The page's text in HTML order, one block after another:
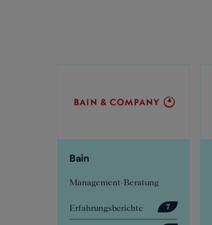
Bain
Management-Beratung
Erfahrungsberichte 7